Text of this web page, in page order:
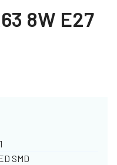
8W E27
SMD